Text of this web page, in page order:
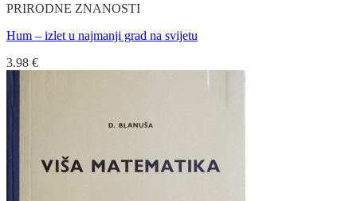
PRIRODNE ZNANOSTI
Hum – izlet u najmanji grad na svijetu
3.98 €